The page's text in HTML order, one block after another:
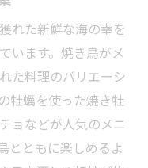
れた新鮮な海の幸を
います。焼き鳥がメ
た料理のバリエーシ
牡蠣を使った焼き牡
ョなどが人気のメニ
とともに楽しめるよ